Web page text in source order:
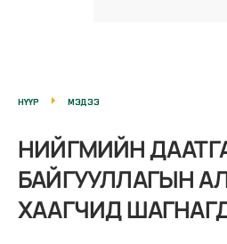
НҮҮР МЭДЭЭ
НИЙГМИЙН
БАЙГУУЛЛАГЫН
ХААГЧИД